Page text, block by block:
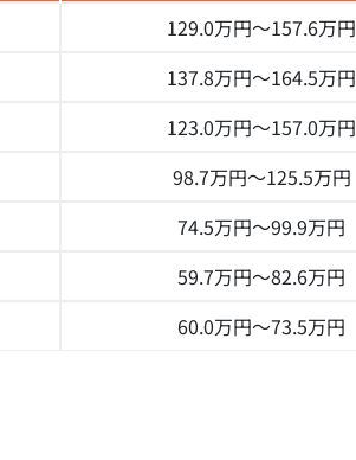
129.0万円～157.6万円
137.8万円～164.5万円
123.0万円～157.0万円
98.7万円～125.5万円
74.5万円～99.9万円
59.7万円～82.6万円
60.0万円～73.5万円